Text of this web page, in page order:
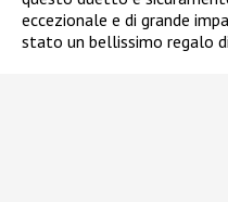
eccezionale e di grande
stato un bellissimo regalo